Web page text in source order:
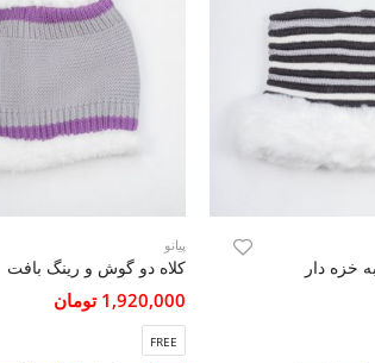
خزه دار
پیانو
کلاه دو گوش و رینگ بافت
1,920,000 تومان
FREE